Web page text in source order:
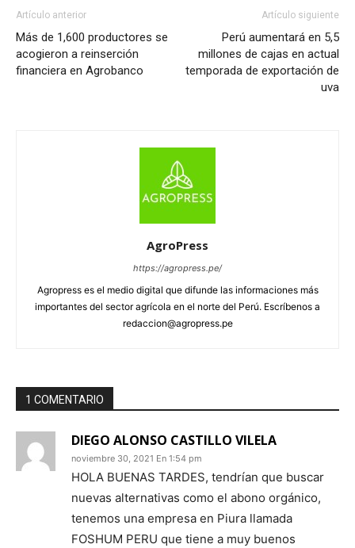
Artículo anterior
Más de 1,600 productores se
acogieron a reinserción
financiera en Agrobanco
Artículo siguiente
Perú aumentará en 5,5
millones de cajas en actual
temporada de exportación de
uva
AgroPress
https://agropress.pe/
Agropress es el medio digital que difunde las informaciones más
importantes del sector agrícola en el norte del Perú. Escríbenos a
redaccion@agropress.pe
1 COMENTARIO
DIEGO ALONSO CASTILLO VILELA
noviembre 30, 2021 En 1:54 pm
HOLA BUENAS TARDES, tendrían que buscar
nuevas alternativas como el abono orgánico,
tenemos una empresa en Piura llamada
FOSHUM PERU que tiene a muy buenos